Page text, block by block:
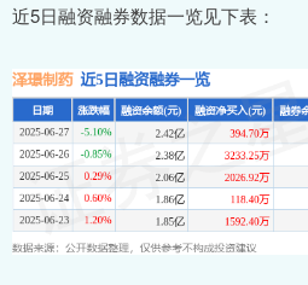
近5日融资融券数据一览见下表：